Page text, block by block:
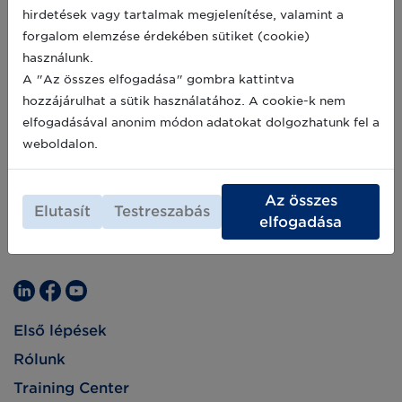
törvényalkotási bizottsága december 13-án az
aznap benyújtott, élelmiszer-pazarlás
csökkentését célzó törvényjavaslathoz.
2021-12-16
Első lépések
Rólunk
Training Center
hirdetések vagy tartalmak megjelenítése, valamint a
forgalom elemzése érdekében sütiket (cookie)
használunk.
A "Az összes elfogadása" gombra kattintva
hozzájárulhat a sütik használatához. A cookie-k nem
elfogadásával anonim módon adatokat dolgozhatunk fel a
weboldalon.
Elutasít Testreszabás
Az összes
elfogadása